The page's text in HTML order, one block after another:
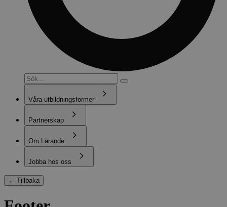
Våra utbildningsformer
Partnerskap
Om Lärande
Jobba hos oss
← Tillbaka